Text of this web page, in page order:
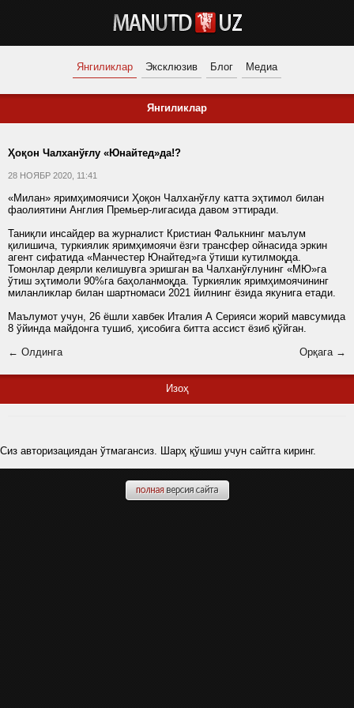
Янгиликлар Эксклюзив Блог Медиа
Янгиликлар
Ҳоқон Чалханўғлу «Юнайтед»да!?
28 НОЯБР 2020, 11:41
«Милан» яримҳимоячиси Ҳоқон Чалханўғлу катта эҳтимол билан
фаолиятини Англия Премьер-лигасида давом эттиради.
Таниқли инсайдер ва журналист Кристиан Фалькнинг маълум
қилишича, туркиялик яримҳимоячи ёзги трансфер ойнасида эркин
агент сифатида «Манчестер Юнайтед»га ўтиши кутилмоқда.
Томонлар деярли келишувга эришган ва Чалханўғлунинг «МЮ»га
ўтиш эҳтимоли 90%га баҳоланмоқда. Туркиялик яримҳимоячининг
миланликлар билан шартномаси 2021 йилнинг ёзида якунига етади.
Маълумот учун, 26 ёшли хавбек Италия А Серияси жорий мавсумида
8 ўйинда майдонга тушиб, ҳисобига битта ассист ёзиб қўйган.
← Олдинга
Орқага →
Изоҳ
Сиз авторизациядан ўтмагансиз. Шарҳ қўшиш учун сайтга киринг.